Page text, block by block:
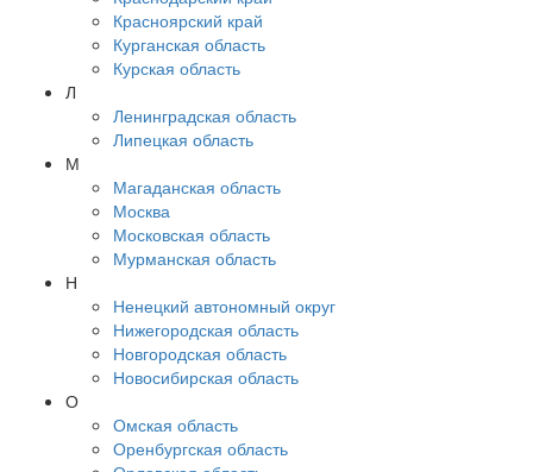
Красноярский край
Курганская область
Курская область
Л
Ленинградская область
Липецкая область
М
Магаданская область
Москва
Московская область
Мурманская область
Н
Ненецкий автономный округ
Нижегородская область
Новгородская область
Новосибирская область
О
Омская область
Оренбургская область